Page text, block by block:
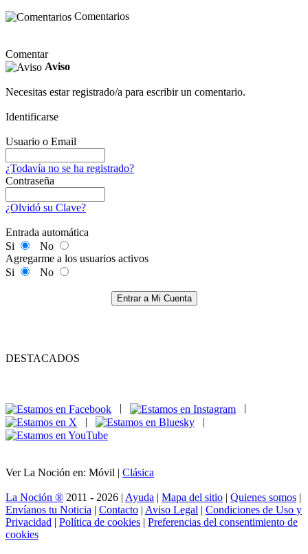
Comentarios
Comentar
Aviso
Necesitas estar registrado/a para escribir un comentario.
Identificarse
Usuario o Email
¿Todavía no se ha registrado?
Contraseña
¿Olvidó su Clave?
Entrada automática
Si
No
Agregarme a los usuarios activos
Si
No
Entrar a Mi Cuenta
DESTACADOS
|
|
Ver La Noción en: Móvil | Clásica
La Noción ® 2011 - 2026 | Ayuda | Mapa del sitio | Quienes somos |
Envíanos tu Noticia | Contacto | Aviso Legal | Condiciones de Uso y
Privacidad | Política de cookies | Preferencias del consentimiento de
cookies